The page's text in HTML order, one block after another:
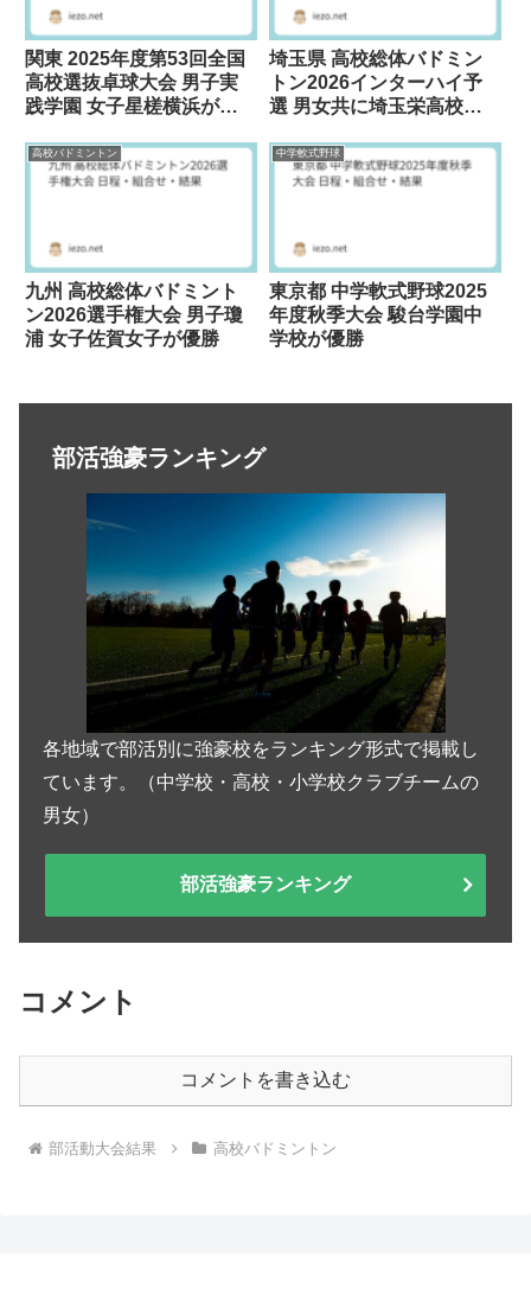
関東 2025年度第53回全国
高校選抜卓球大会 男子実
践学園 女子星槎横浜が優
埼玉県 高校総体バドミン
トン2026インターハイ予
選 男女共に埼玉栄高校が
高校バドミントン
九州 高校総体バドミント
ン2026選手権大会 男子瓊
浦 女子佐賀女子が優勝
中学軟式野球
東京都 中学軟式野球2025
年度秋季大会 駿台学園中
学校が優勝
部活強豪ランキング
各地域で部活別に強豪校をランキング形式で掲載し
ています。（中学校・高校・小学校クラブチームの
男女）
部活強豪ランキング
コメント
コメントを書き込む
部活動大会結果 高校バドミントン